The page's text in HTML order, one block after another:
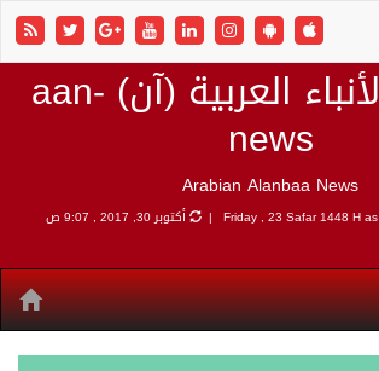
صحيفة الأنباء العربية (آن) aan-
news
Arabian Alanbaa News
Friday , 23 Safar 1448 H as أكتوبر 30, 2017 , 9:07 ص